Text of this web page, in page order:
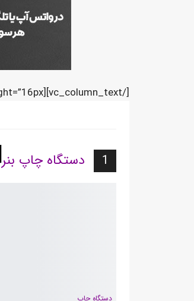
[/vc_column_text][vc_empty_space height=”16px”][/vc_column][/vc_row][vc_row][vc_column]
1 دستگاه چاپ بنر
دستگاه چاپ